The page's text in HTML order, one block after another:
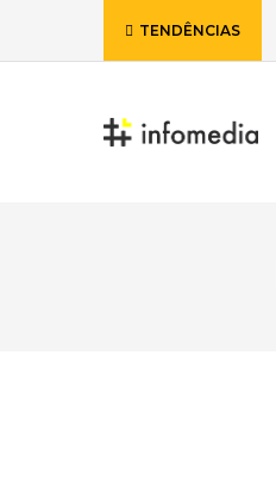
TENDÊNCIAS